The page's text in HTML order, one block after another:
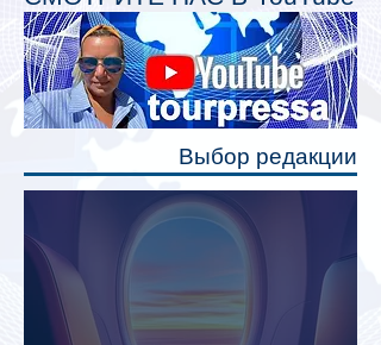
Одним из главных нововведений
станут индивидуальные шторки у
каждого спального места. Они
позволят пассажирам закрыть свою
полку во время сна или отдыха,
Выбор редакции